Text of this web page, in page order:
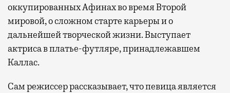
оккупированных Афинах во время Второй
мировой, о сложном старте карьеры и о
дальнейшей творческой жизни. Выступает
актриса в платье-футляре, принадлежавшем
Каллас.
Сам режиссер рассказывает, что певица является